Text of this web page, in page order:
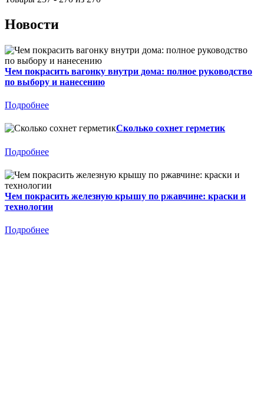
Новости
Чем покрасить вагонку внутри дома: полное руководство
по выбору и нанесению
Подробнее
Сколько сохнет герметик
Подробнее
Чем покрасить железную крышу по ржавчине: краски и
технологии
Подробнее